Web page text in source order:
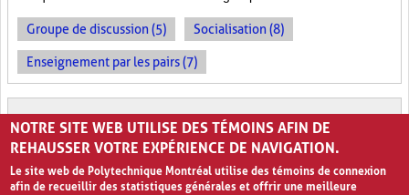
Groupe de discussion (5) Socialisation (8)
Enseignement par les pairs (7)
TAPIS DE TRI
NOTRE SITE WEB UTILISE DES TÉMOINS AFIN DE
REHAUSSER VOTRE EXPÉRIENCE DE NAVIGATION.
Le site web de Polytechnique Montréal utilise des témoins de connexion
afin de recueillir des statistiques générales et offrir une meilleure